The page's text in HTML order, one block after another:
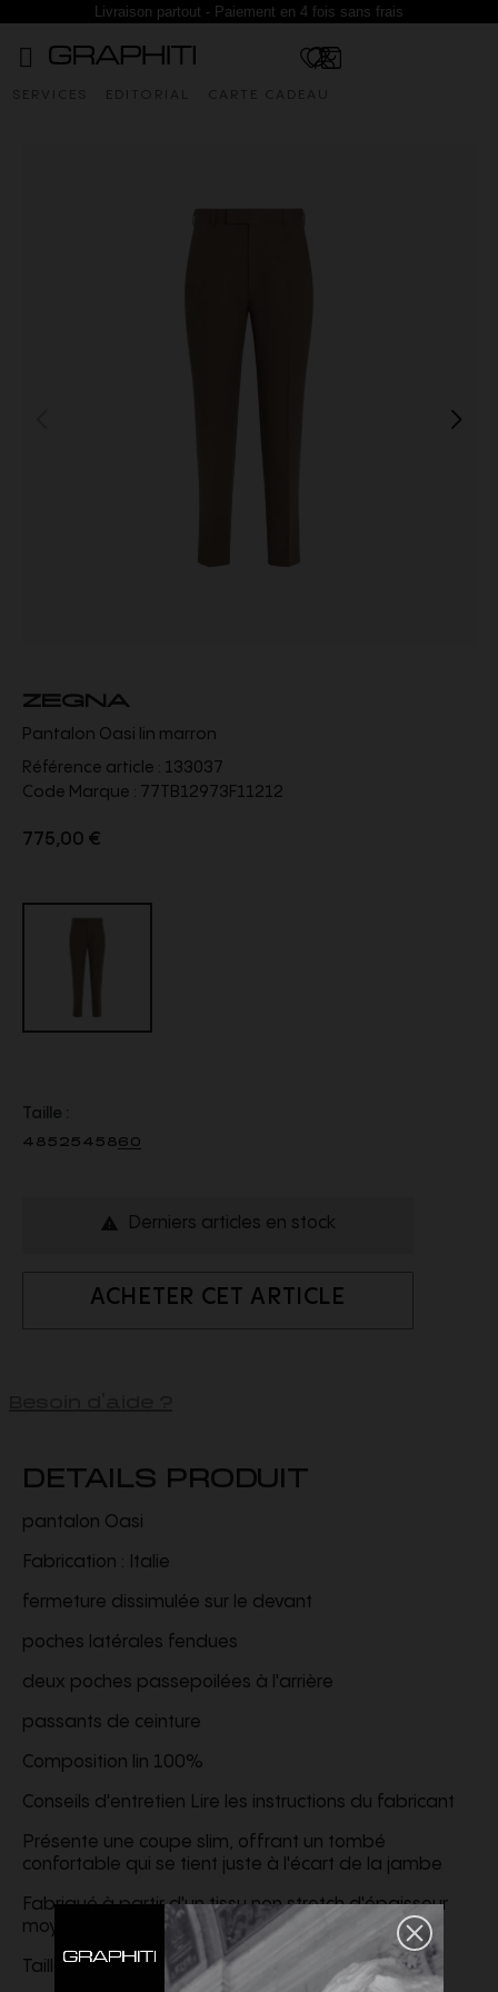
Livraison partout - Paiement en 4 fois sans frais
SERVICES EDITORIAL CARTE CADEAU
ZEGNA
Pantalon Oasi lin marron
Référence article : 133037
Code Marque : 77TB12973F11212
775,00 €
Taille :
4852545860
 Derniers articles en stock
ACHETER CET ARTICLE
DETAILS PRODUIT
pantalon Oasi
Fabrication : Italie
fermeture dissimulée sur le devant
poches latérales fendues
deux poches passepoilées à l'arrière
passants de ceinture
Composition lin 100%
Conseils d'entretien Lire les instructions du fabricant
Présente une coupe slim, offrant un tombé
confortable qui se tient juste à l'écart de la jambe
Fabriqué à partir d'un tissu non stretch d'épaisseur
moyenne
Taille 48 longueur ourlet 37 cm